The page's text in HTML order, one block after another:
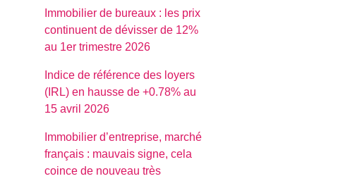
Immobilier de bureaux : les prix
continuent de dévisser de 12%
au 1er trimestre 2026
Indice de référence des loyers
(IRL) en hausse de +0.78% au
15 avril 2026
Immobilier d’entreprise, marché
français : mauvais signe, cela
coince de nouveau très